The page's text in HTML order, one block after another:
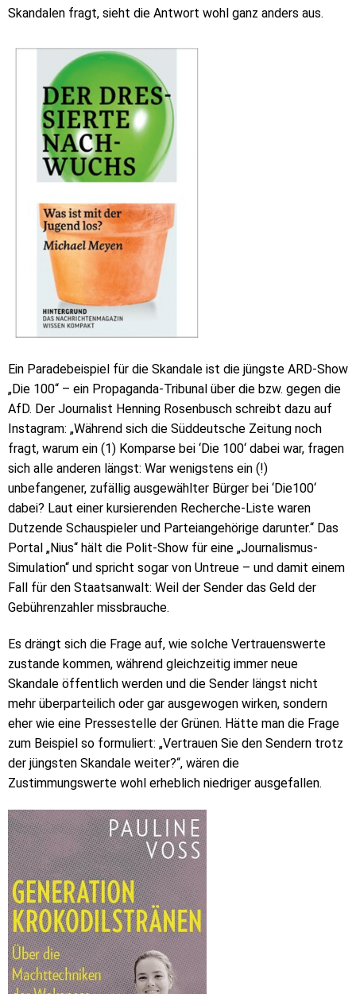
Skandalen fragt, sieht die Antwort wohl ganz anders aus.
Ein Paradebeispiel für die Skandale ist die jüngste ARD-Show
„Die 100“ – ein Propaganda-Tribunal über die bzw. gegen die
AfD. Der Journalist Henning Rosenbusch schreibt dazu auf
Instagram: „Während sich die Süddeutsche Zeitung noch
fragt, warum ein (1) Komparse bei ‘Die 100‘ dabei war, fragen
sich alle anderen längst: War wenigstens ein (!)
unbefangener, zufällig ausgewählter Bürger bei ‘Die100‘
dabei? Laut einer kursierenden Recherche-Liste waren
Dutzende Schauspieler und Parteiangehörige darunter.“ Das
Portal „Nius“ hält die Polit-Show für eine „Journalismus-
Simulation“ und spricht sogar von Untreue – und damit einem
Fall für den Staatsanwalt: Weil der Sender das Geld der
Gebührenzahler missbrauche.
Es drängt sich die Frage auf, wie solche Vertrauenswerte
zustande kommen, während gleichzeitig immer neue
Skandale öffentlich werden und die Sender längst nicht
mehr überparteilich oder gar ausgewogen wirken, sondern
eher wie eine Pressestelle der Grünen. Hätte man die Frage
zum Beispiel so formuliert: „Vertrauen Sie den Sendern trotz
der jüngsten Skandale weiter?“, wären die
Zustimmungswerte wohl erheblich niedriger ausgefallen.